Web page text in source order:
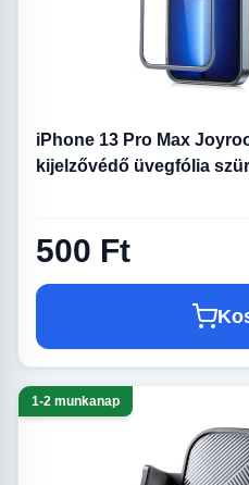
iPhone 13 Pro Max
kijelzővédő üvegfólia
500 Ft
1-2 munkanap